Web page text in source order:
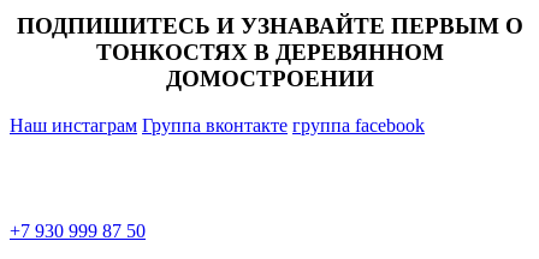
ПОДПИШИТЕСЬ И УЗНАВАЙТЕ ПЕРВЫМ О
ТОНКОСТЯХ В ДЕРЕВЯННОМ
ДОМОСТРОЕНИИ
Наш инстаграм Группа вконтакте группа facebook
+7 930 999 87 50